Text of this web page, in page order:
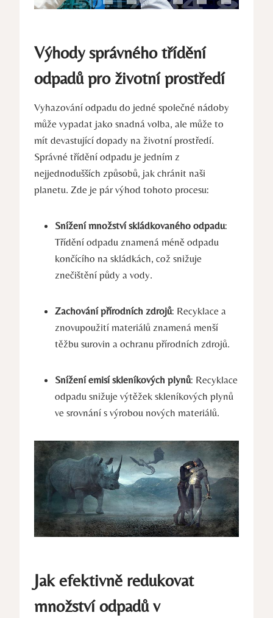
Výhody správného třídění ​
odpadů pro životní prostředí
Vyhazování odpadu do jedné společné nádoby
může vypadat jako snadná ⁣volba, ale může to
⁤mít devastující dopady⁢ na životní prostředí.
Správné třídění odpadu je jedním z
nejjednodušších ​způsobů, jak chránit naši
planetu. Zde je pár výhod tohoto procesu:
Snížení množství skládkovaného odpadu:
Třídění odpadu znamená méně odpadu
končícího na skládkách, což snižuje
znečištění půdy a vody.
Zachování přírodních zdrojů: Recyklace ⁢a
znovupoužití materiálů znamená ⁤menší
těžbu surovin a ‌ochranu⁢ přírodních zdrojů.
Snížení emisí skleníkových plynů: Recyklace
odpadu snižuje výtěžek skleníkových plynů
ve srovnání s výrobou nových materiálů.
Jak efektivně redukovat
množství odpadů v